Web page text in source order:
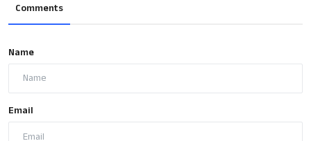
Comments
Name
Email